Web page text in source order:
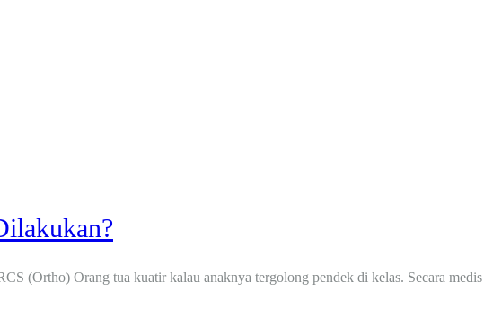
(Ortho) Orang tua kuatir kalau anaknya tergolong pendek di kelas. Secara